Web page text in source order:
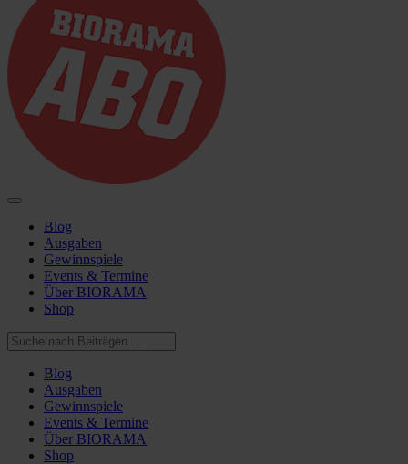
Blog
Ausgaben
Gewinnspiele
Events & Termine
Über BIORAMA
Shop
Blog
Ausgaben
Gewinnspiele
Events & Termine
Über BIORAMA
Shop